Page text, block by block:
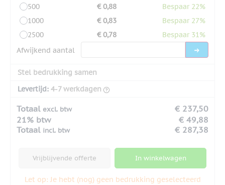
500
€ 0,88
Bespaar 22%
1000
€ 0,83
Bespaar 27%
2500
€ 0,78
Bespaar 31%
Afwijkend aantal
Stel bedrukking samen
Levertijd: 4-7 werkdagen
Totaal excl. btw
€ 237,50
21% btw
€ 49,88
Totaal incl. btw € 287,38
Vrijblijvende offerte In winkelwagen
Let op: Je hebt (nog) geen bedrukking geselecteerd